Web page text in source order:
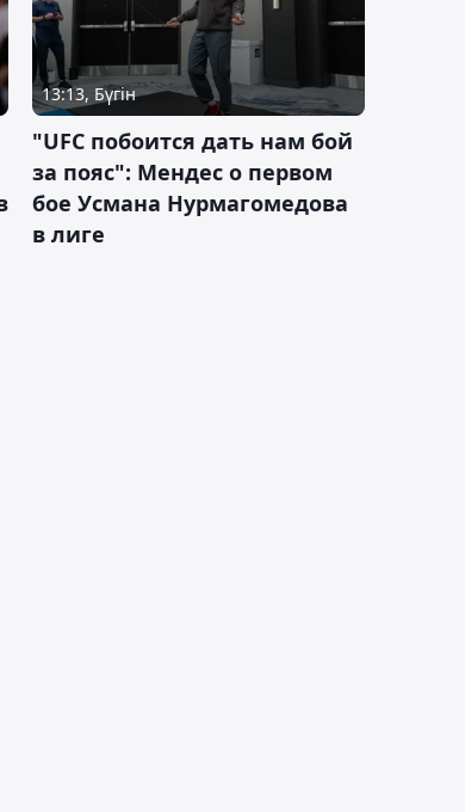
13:13, Бүгін
"UFC побоится дать нам бой
за пояс": Мендес о первом
бое Усмана Нурмагомедова
в лиге